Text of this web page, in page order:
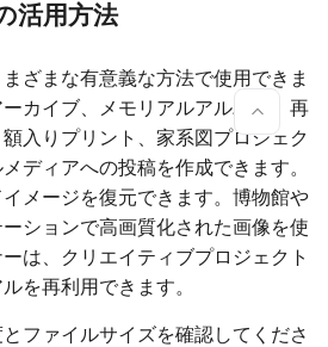
活用方法
ざまな有意義な方法で使用できま
カイブ、メモリアルアルバム、再
入りプリント、家系図プロジェク
ディアへの投稿を作成できます。
メージを復元できます。博物館や
ションで高画質化された画像を使
は、クリエイティブプロジェクト
を再利用できます。
ファイルサイズを確認してくださ